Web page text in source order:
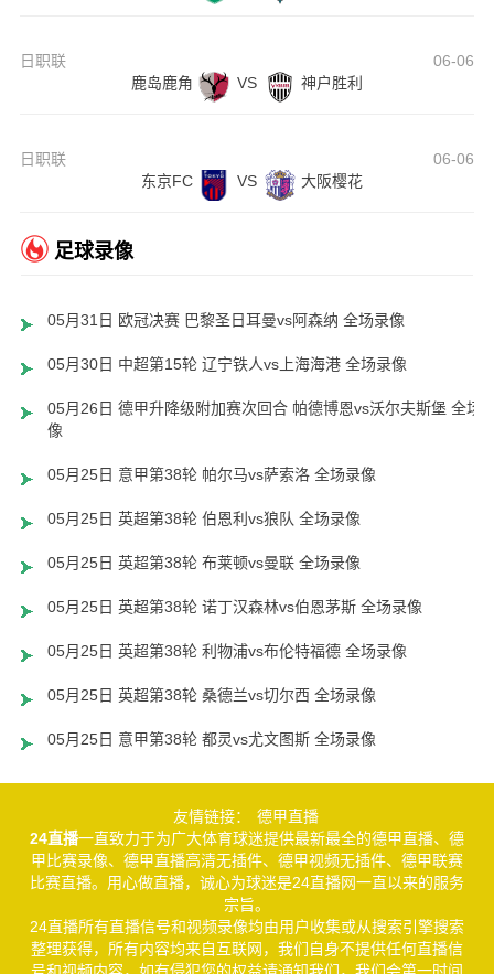
日职联
06-06
鹿岛鹿角
VS 神户胜利
日职联
06-06
东京FC
VS 大阪樱花
足球录像
05月31日 欧冠决赛 巴黎圣日耳曼vs阿森纳 全场录像
05月30日 中超第15轮 辽宁铁人vs上海海港 全场录像
05月26日 德甲升降级附加赛次回合 帕德博恩vs沃尔夫斯堡 全场
像
05月25日 意甲第38轮 帕尔马vs萨索洛 全场录像
05月25日 英超第38轮 伯恩利vs狼队 全场录像
05月25日 英超第38轮 布莱顿vs曼联 全场录像
05月25日 英超第38轮 诺丁汉森林vs伯恩茅斯 全场录像
05月25日 英超第38轮 利物浦vs布伦特福德 全场录像
05月25日 英超第38轮 桑德兰vs切尔西 全场录像
05月25日 意甲第38轮 都灵vs尤文图斯 全场录像
友情链接：
德甲直播
24直播一直致力于为广大体育球迷提供最新最全的德甲直播、德
甲比赛录像、德甲直播高清无插件、德甲视频无插件、德甲联赛
比赛直播。用心做直播，诚心为球迷是24直播网一直以来的服务
宗旨。
24直播所有直播信号和视频录像均由用户收集或从搜索引擎搜索
整理获得，所有内容均来自互联网，我们自身不提供任何直播信
号和视频内容，如有侵犯您的权益请通知我们，我们会第一时间